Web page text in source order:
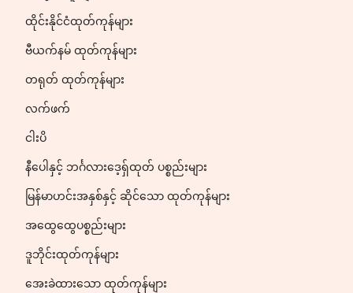
ထိုင်းနိုင်ငံထုတ်ကုန်များ
ဗီယက်နမ် ထုတ်ကုန်များ
တရုတ် ထုတ်ကုန်များ
လက်ဖက်
ငါးပိ
နီပေါနှင့် ဘင်္ဂလားဒေ့ရှ်ထုတ် ပစ္စည်းများ
မြန်မာဟင်းအနှစ်နှင့် ဆိုင်သော ထုတ်ကုန်များ
အထွေထွေပစ္စည်းများ
ဒူဘိုင်းထုတ်ကုန်များ
အေးခဲထားသော ထုတ်ကုန်များ